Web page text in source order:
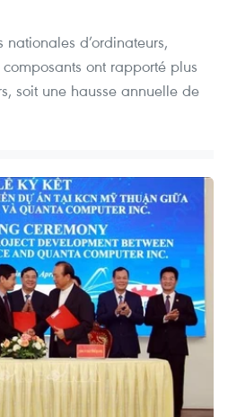
d’ordinateurs,
ont rapporté plus
soit une hausse annuelle de